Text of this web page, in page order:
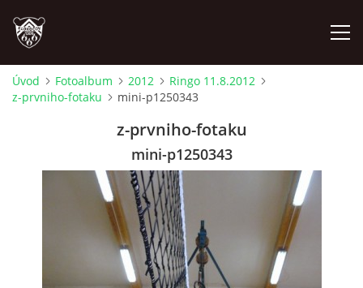
ÚVOD
PROBĚHLÉ AKCE
Úvod Fotoalbum 2012
Ringo 11.8.2012
z-prvniho-fotaku
mini-p1250343
z-prvniho-fotaku
mini-p1250343